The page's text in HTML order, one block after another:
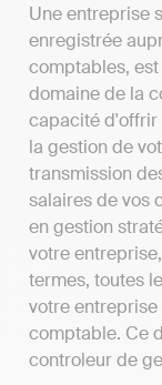
Une entreprise
enregistrée
comptables,
domaine de la
capacité d'offrir
la gestion de
transmission
salaires de vos
en gestion
votre
termes, toutes
votre
comptable. Ce
controleur de